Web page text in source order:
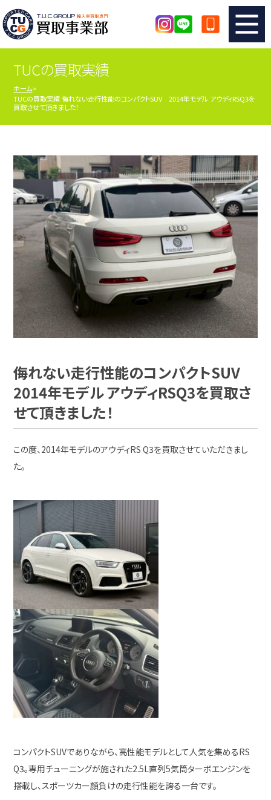
TUCのカンタン査定
査定の注意事項 メーカー別査定フォーム
店舗紹介 スタッフ紹介
シリアルナンバーの解説 アクセスマップ
TUCの買取実績
ホーム
TUCの買取実績 侮れない走行性能のコンパクトSUV 2014年モデル アウディRSQ3を
買取させて頂きました！
侮れない走行性能のコンパクトSUV
2014年モデル アウディRSQ3を買取さ
せて頂きました！
この度、2014年モデルのアウディRS Q3を買取させていただきまし
た。
コンパクトSUVでありながら、高性能モデルとして人気を集めるRS
Q3。専用チューニングが施された2.5L直列5気筒ターボエンジンを
搭載し、スポーツカー顔負けの走行性能を誇る一台です。